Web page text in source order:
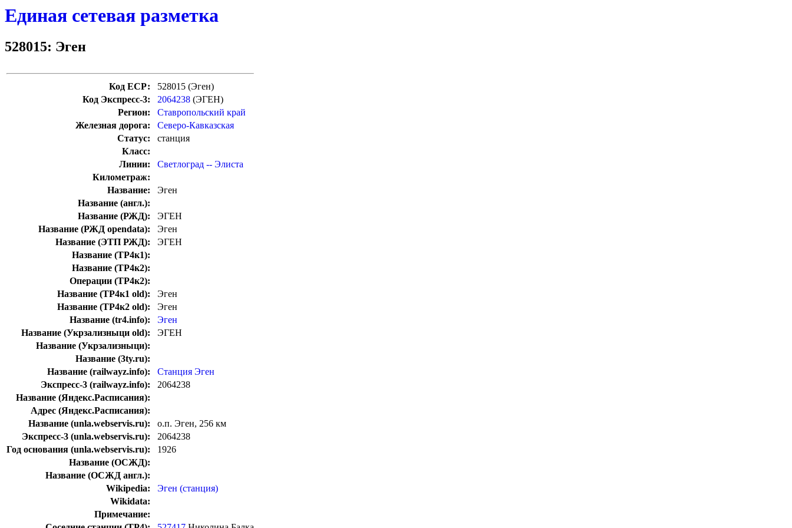
Единая сетевая разметка
528015: Эген
Код ЕСР:
528015 (Эген)
Код Экспресс-3:
2064238 (ЭГЕН)
Регион:
Ставропольский край
Железная дорога:
Северо-Кавказская
Статус:
станция
Класс:
Линии:
Светлоград -- Элиста
Километраж:
Название:
Эген
Название (англ.):
Название (РЖД):
ЭГЕН
Название (РЖД opendata):
Эген
Название (ЭТП РЖД):
ЭГЕН
Название (ТР4к1):
Название (ТР4к2):
Операции (ТР4к2):
Название (ТР4к1 old):
Эген
Название (ТР4к2 old):
Эген
Название (tr4.info):
Эген
Название (Укрзализныци old):
ЭГЕН
Название (Укрзализныци):
Название (3ty.ru):
Название (railwayz.info):
Станция Эген
Экспресс-3 (railwayz.info):
2064238
Название (Яндекс.Расписания):
Адрес (Яндекс.Расписания):
Название (unla.webservis.ru):
о.п. Эген, 256 км
Экспресс-3 (unla.webservis.ru):
2064238
Год основания (unla.webservis.ru):
1926
Название (ОСЖД):
Название (ОСЖД англ.):
Wikipedia:
Эген (станция)
Wikidata:
Примечание: